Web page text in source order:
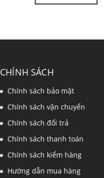
CHÍNH SÁCH
Chính sách bảo mật
Chính sách vận chuyển
Chính sách đổi trả
Chính sách thanh toán
Chính sách kiểm hàng
Hướng dẫn mua hàng